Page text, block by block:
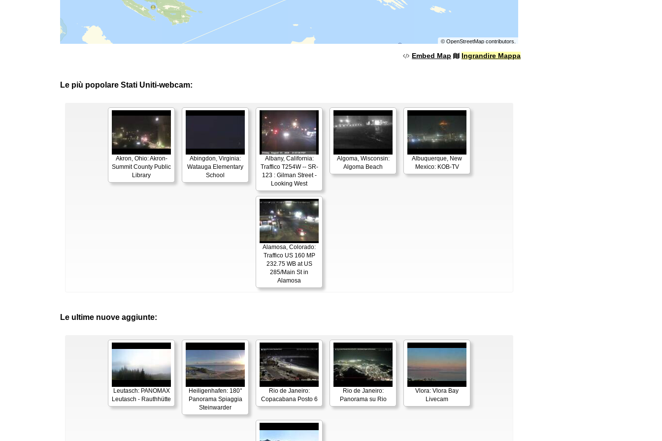
© OpenStreetMapcontributors.
Embed Map Ingrandire Mappa
Le più popolare Stati Uniti-webcam:
Akron, Ohio: Akron-
Summit County Public
Library
Abingdon, Virginia:
Watauga Elementary
School
Albany, California:
Traffico T254W -- SR-
123 : Gilman Street -
Looking West
Algoma, Wisconsin:
Algoma Beach
Albuquerque, New
Mexico: KOB-TV
Alamosa, Colorado:
Traffico US 160 MP
232.75 WB at US
285/Main St in
Alamosa
Le ultime nuove aggiunte:
Leutasch: PANOMAX
Leutasch - Rauthhütte
Heiligenhafen: 180°
Panorama Spiaggia
Steinwarder
Rio de Janeiro:
Copacabana Posto 6
Rio de Janeiro:
Panorama su Rio
Vlora: Vlora Bay
Livecam